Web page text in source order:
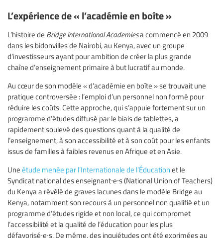
L’expérience de « l’académie en boîte »
L’histoire de Bridge International Academiesa commencé en 2009
dans les bidonvilles de Nairobi, au Kenya, avec un groupe
d’investisseurs ayant pour ambition de créer la plus grande
chaîne d’enseignement primaire à but lucratif au monde.
Au cœur de son modèle « d’académie en boîte » se trouvait une
pratique controversée : l’emploi d’un personnel non formé pour
réduire les coûts. Cette approche, qui s’appuie fortement sur un
programme d’études diffusé par le biais de tablettes, a
rapidement soulevé des questions quant à la qualité de
l’enseignement, à son accessibilité et à son coût pour les enfants
issus de familles à faibles revenus en Afrique et en Asie.
Une étude menée par l’Internationale de l’Éducation et le
Syndicat national des enseignant∙e∙s (National Union of Teachers)
du Kenya a révélé de graves lacunes dans le modèle Bridge au
Kenya, notamment son recours à un personnel non qualifié et un
programme d’études rigide et non local, ce qui compromet
l’accessibilité et la qualité de l’éducation pour les plus
défavorisé∙e∙s. De même, des inquiétudes ont été exprimées au